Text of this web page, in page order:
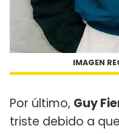
IMAGEN
Por último, Guy
triste debido a